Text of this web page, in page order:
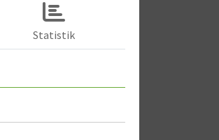
Statistik